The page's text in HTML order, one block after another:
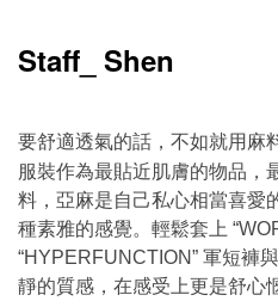
Staff_ Shen
要舒適透氣的話，不如就用麻
服裝作為最貼近肌膚的物品，
料，亞麻是自己私心相當喜愛
種素雅的感覺。輕鬆套上
“HYPERFUNCTION” 軍短褲
靜的質感，在感受上更是舒心